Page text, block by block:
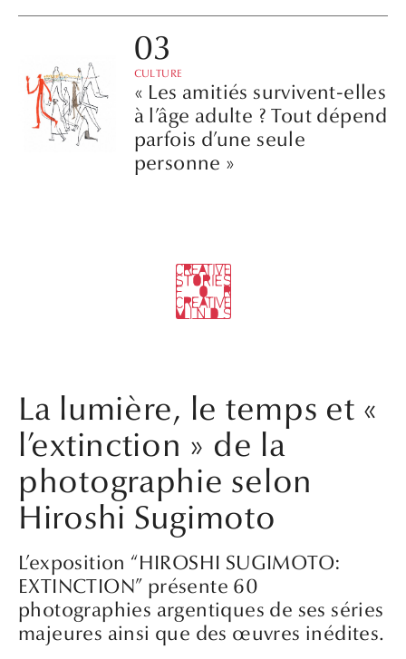
CULTURE
« Les amitiés survivent-elles
à l’âge adulte ? Tout dépend
parfois d’une seule
personne »
La lumière, le temps et «
l’extinction » de la
photographie selon
Hiroshi Sugimoto
L’exposition “HIROSHI SUGIMOTO:
EXTINCTION” présente 60
photographies argentiques de ses séries
majeures ainsi que des œuvres inédites.